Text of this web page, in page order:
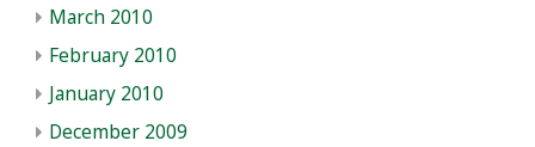
March 2010
February 2010
January 2010
December 2009